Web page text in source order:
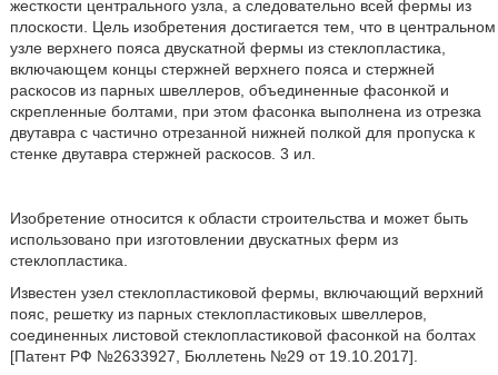
жесткости центрального узла, а следовательно всей фермы из
плоскости. Цель изобретения достигается тем, что в центральном
узле верхнего пояса двускатной фермы из стеклопластика,
включающем концы стержней верхнего пояса и стержней
раскосов из парных швеллеров, объединенные фасонкой и
скрепленные болтами, при этом фасонка выполнена из отрезка
двутавра с частично отрезанной нижней полкой для пропуска к
стенке двутавра стержней раскосов. 3 ил.
Изобретение относится к области строительства и может быть
использовано при изготовлении двускатных ферм из
стеклопластика.
Известен узел стеклопластиковой фермы, включающий верхний
пояс, решетку из парных стеклопластиковых швеллеров,
соединенных листовой стеклопластиковой фасонкой на болтах
[Патент РФ №2633927, Бюллетень №29 от 19.10.2017].